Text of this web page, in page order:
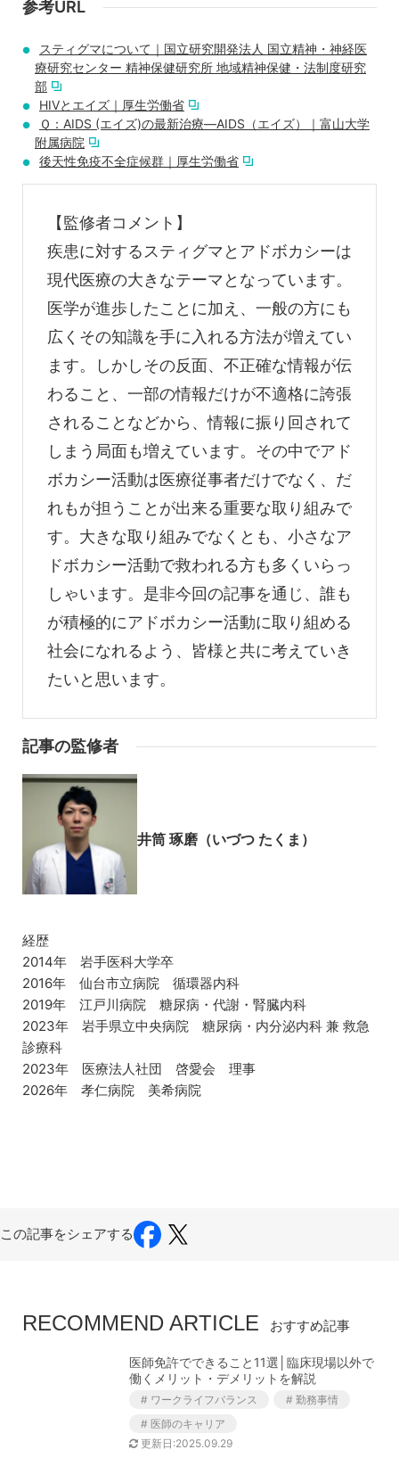
ク
ン
参考URL
スティグマについて｜国立研究開発法人 国立精神・神経医
療研究センター 精神保健研究所 地域精神保健・法制度研究
部
HIVとエイズ｜厚生労働省
Ｑ：AIDS (エイズ)の最新治療―AIDS（エイズ）｜富山大学
附属病院
後天性免疫不全症候群｜厚生労働省
【監修者コメント】
疾患に対するスティグマとアドボカシーは
現代医療の大きなテーマとなっています。
医学が進歩したことに加え、一般の方にも
広くその知識を手に入れる方法が増えてい
ます。しかしその反面、不正確な情報が伝
わること、一部の情報だけが不適格に誇張
されることなどから、情報に振り回されて
しまう局面も増えています。その中でアド
ボカシー活動は医療従事者だけでなく、だ
れもが担うことが出来る重要な取り組みで
す。大きな取り組みでなくとも、小さなア
ドボカシー活動で救われる方も多くいらっ
しゃいます。是非今回の記事を通じ、誰も
が積極的にアドボカシー活動に取り組める
社会になれるよう、皆様と共に考えていき
たいと思います。
記事の監修者
井筒 琢磨（いづつ たくま）
経歴
2014年 岩手医科大学卒
2016年 仙台市立病院 循環器内科
2019年 江戸川病院 糖尿病・代謝・腎臓内科
2023年 岩手県立中央病院 糖尿病・内分泌内科 兼 救急
診療科
2023年 医療法人社団 啓愛会 理事
2026年 孝仁病院 美希病院
この記事をシェアする
RECOMMEND ARTICLE おすすめ記事
医師免許でできること11選│臨床現場以外で
働くメリット・デメリットを解説
# ワークライフバランス
# 勤務事情
# 医師のキャリア
更新日:2025.09.29